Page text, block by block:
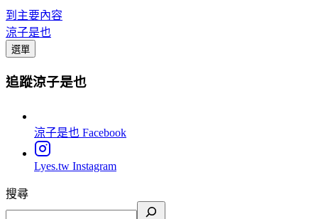
到主要內容
涼子是也
選單
追蹤涼子是也
涼子是也 Facebook
Lyes.tw Instagram
搜尋